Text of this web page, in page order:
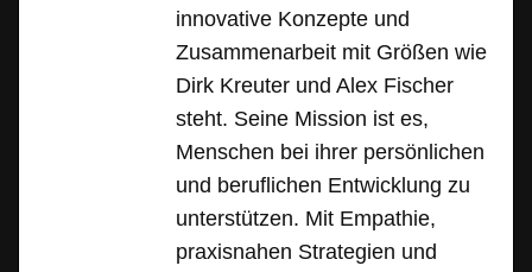
innovative Konzepte und
Zusammenarbeit mit Größen wie
Dirk Kreuter und Alex Fischer
steht. Seine Mission ist es,
Menschen bei ihrer persönlichen
und beruflichen Entwicklung zu
unterstützen. Mit Empathie,
praxisnahen Strategien und